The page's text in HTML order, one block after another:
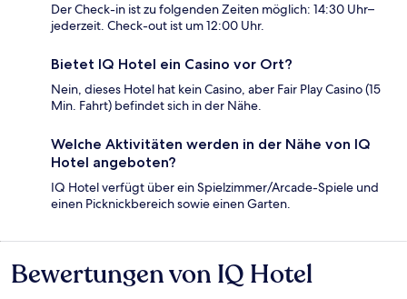
Der Check-in ist zu folgenden Zeiten möglich: 14:30 Uhr–
jederzeit. Check-out ist um 12:00 Uhr.
Bietet IQ Hotel ein Casino vor Ort?
Nein, dieses Hotel hat kein Casino, aber Fair Play Casino (15
Min. Fahrt) befindet sich in der Nähe.
Welche Aktivitäten werden in der Nähe von IQ
Hotel angeboten?
IQ Hotel verfügt über ein Spielzimmer/Arcade-Spiele und
einen Picknickbereich sowie einen Garten.
Bewertungen
Bewertungen von IQ Hotel